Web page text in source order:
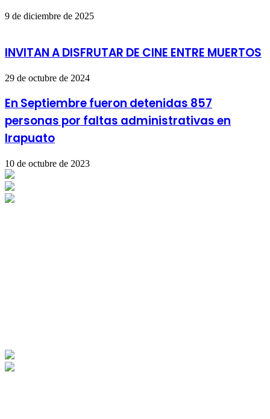
9 de diciembre de 2025
INVITAN A DISFRUTAR DE CINE ENTRE MUERTOS
29 de octubre de 2024
En Septiembre fueron detenidas 857
personas por faltas administrativas en
Irapuato
10 de octubre de 2023